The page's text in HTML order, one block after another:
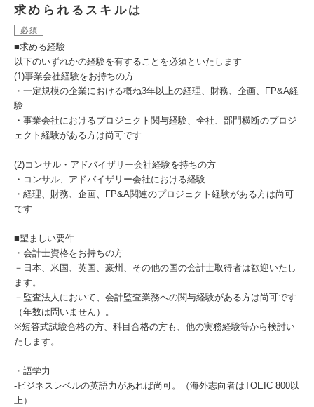
求められるスキルは
必須
■求める経験
以下のいずれかの経験を有することを必須といたします
(1)事業会社経験をお持ちの方
・一定規模の企業における概ね3年以上の経理、財務、企画、FP&A経
験
・事業会社におけるプロジェクト関与経験、全社、部門横断のプロジ
ェクト経験がある方は尚可です
(2)コンサル・アドバイザリー会社経験を持ちの方
・コンサル、アドバイザリー会社における経験
・経理、財務、企画、FP&A関連のプロジェクト経験がある方は尚可
です
■望ましい要件
・会計士資格をお持ちの方
－日本、米国、英国、豪州、その他の国の会計士取得者は歓迎いたし
ます。
－監査法人において、会計監査業務への関与経験がある方は尚可です
（年数は問いません）。
※短答式試験合格の方、科目合格の方も、他の実務経験等から検討い
たします。
・語学力
‐ビジネスレベルの英語力があれば尚可。（海外志向者はTOEIC 800以
上）